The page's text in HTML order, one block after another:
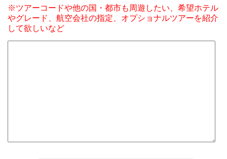
※ツアーコードや他の国・都市も周遊したい、希望ホテル
やグレード、航空会社の指定、オプショナルツアーを紹介
して欲しいなど